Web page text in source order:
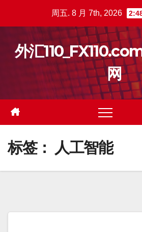
周五. 8 月 7th, 2026
外汇
网
标签： 人工智能